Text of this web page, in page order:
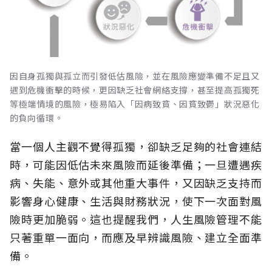
因自身孤獨與孤立而引發低估風險，並在風險應變準備不足且又
遇到危機衝擊的時候，更因缺乏社會網絡支撐，甚至提高孤獨死
等極端情境的風險，極易陷入「因病致貧、因貧致鬱」狀況惡化
的負向循環。
當一個人主觀不覺得孤獨，卻缺乏足夠的社會連結
時，可能因低估未來風險而延後準備；一旦遭遇疾
病、失能、意外或其他重大事件，又因缺乏支持而
影響身心健康、生活與財務狀況，使下一次面對風
險時更加脆弱。這也提醒我們，人生風險管理不能
只著重單一面向，而應及早辨識風險、建立全面準
備。